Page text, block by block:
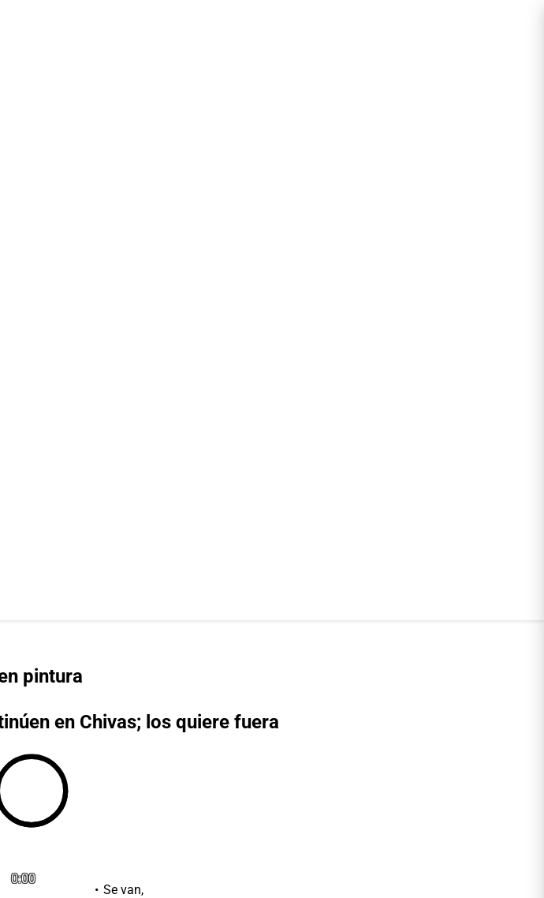
pintura
en Chivas; los quiere fuera
0:00
Se van,